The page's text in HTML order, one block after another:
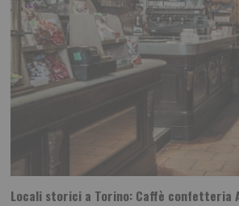
Locali storici a Torino: Caffè confetteria